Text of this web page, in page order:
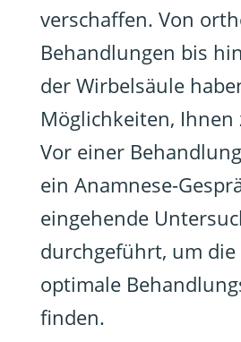
verschaffen. Von
Behandlungen bis
der Wirbelsäule
Möglichkeiten, Ihnen
Vor einer
ein Anamnese-
eingehende
durchgeführt, um die
optimale
finden.